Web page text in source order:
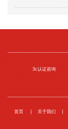
3c认证咨询
首页 关于我们